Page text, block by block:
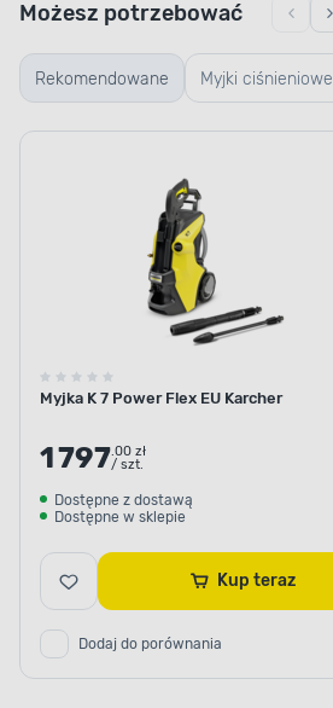
Rekomendowane Myjki ciśnieniowe
Możesz potrzebować
Myjka K 7 Power Flex EU Karcher
1 797.00 zł
/ szt.
Dostępne z dostawą
Dostępne w sklepie
Kup teraz
Dodaj do porównania